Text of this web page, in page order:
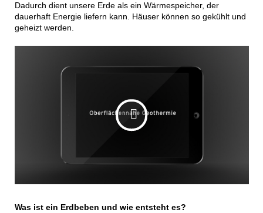
Dadurch dient unsere Erde als ein Wärmespeicher, der
dauerhaft Energie liefern kann. Häuser können so gekühlt und
geheizt werden.
Was ist ein Erdbeben und wie entsteht es?